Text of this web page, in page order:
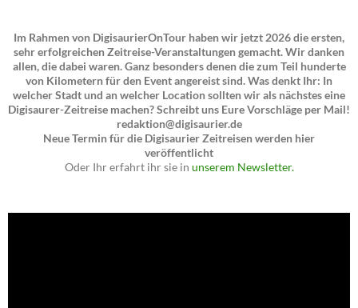
Im Rahmen von DigisaurierOnTour haben wir jetzt 2026 die ersten,
sehr erfolgreichen Zeitreise-Veranstaltungen gemacht. Wir danken
allen, die dabei waren. Ganz besonders denen die zum Teil hunderte
von Kilometern für den Event angereist sind. Was denkt Ihr: In
welcher Stadt und an welcher Location sollten wir als nächstes eine
Digisaurer-Zeitreise machen? Schreibt uns Eure Vorschläge per Mail!
redaktion@digisaurier.de
Neue Termin für die Digisaurier Zeitreisen werden hier
veröffentlicht
Oder Ihr erfahrt ihr sie in unserem Newsletter.